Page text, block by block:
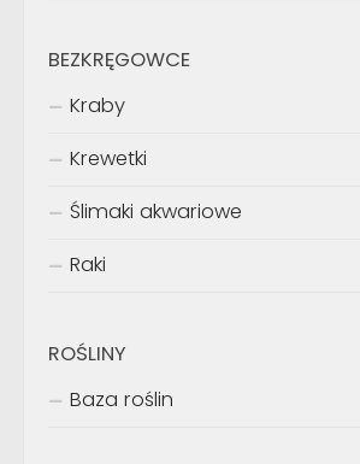
BEZKRĘGOWCE
Kraby
Krewetki
Ślimaki akwariowe
Raki
ROŚLINY
Baza roślin